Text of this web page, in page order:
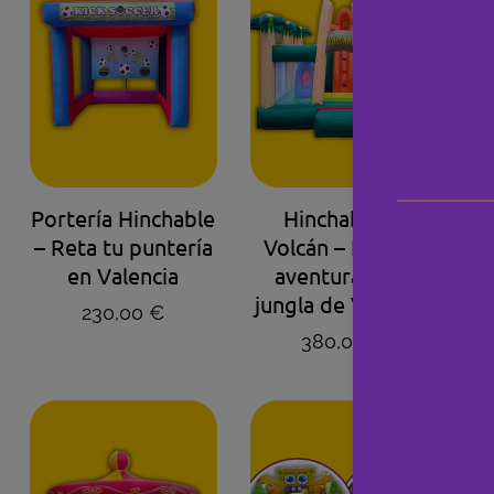
Portería Hinchable
– Reta tu puntería
en Valencia
Precio regular
230,00 €
Hinchable El
Volcán – La gran
aventura en la
jungla de Valencia
Precio regular
380,00 €